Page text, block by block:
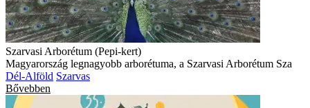
Szarvasi Arborétum (Pepi-kert)
Magyarország legnagyobb arborétuma, a Szarvasi Arborétum Sza
Dél-Alföld Szarvas
Bővebben